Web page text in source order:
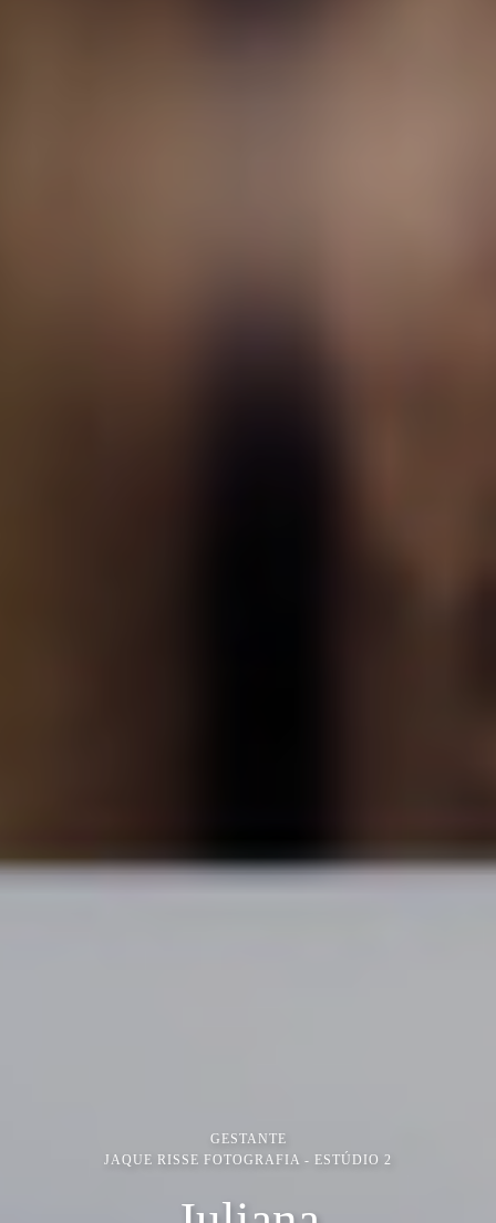
GESTANTE
JAQUE RISSE FOTOGRAFIA - ESTÚDIO 2